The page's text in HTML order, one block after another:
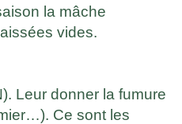
la mâche
vides.
Leur donner la fumure
Ce sont les